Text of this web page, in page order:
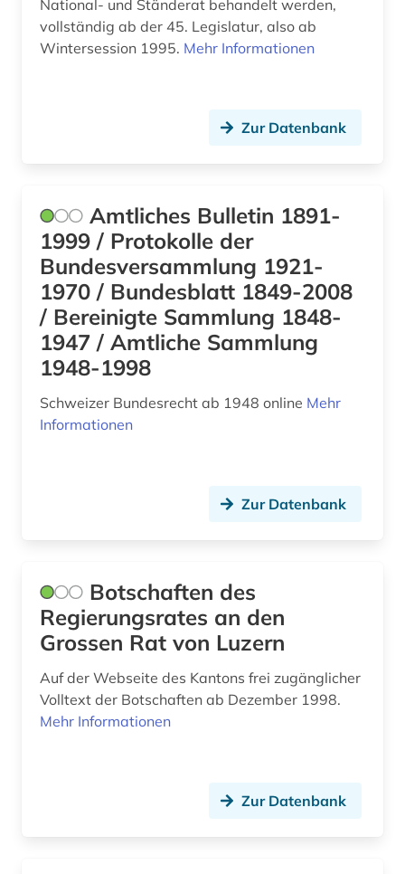
National- und Ständerat behandelt werden,
vollständig ab der 45. Legislatur, also ab
Wintersession 1995. Mehr Informationen
Zur Datenbank
Amtliches Bulletin 1891-
1999 / Protokolle der
Bundesversammlung 1921-
1970 / Bundesblatt 1849-2008
/ Bereinigte Sammlung 1848-
1947 / Amtliche Sammlung
1948-1998
Schweizer Bundesrecht ab 1948 online Mehr
Informationen
Zur Datenbank
Botschaften des
Regierungsrates an den
Grossen Rat von Luzern
Auf der Webseite des Kantons frei zugänglicher
Volltext der Botschaften ab Dezember 1998.
Mehr Informationen
Zur Datenbank